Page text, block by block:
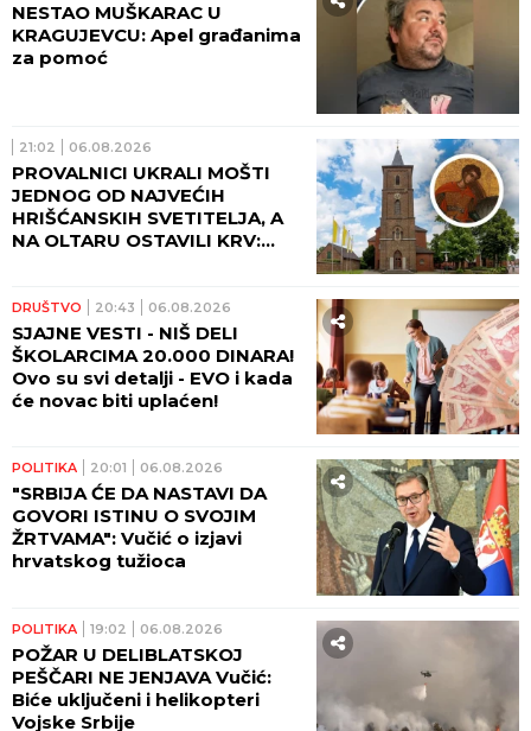
NESTAO MUŠKARAC U
KRAGUJEVCU: Apel građanima
za pomoć
21:02 06.08.2026
PROVALNICI UKRALI MOŠTI
JEDNOG OD NAJVEĆIH
HRIŠĆANSKIH SVETITELJA, A
NA OLTARU OSTAVILI KRV:
DRUŠTVO 20:43 06.08.2026
SJAJNE VESTI - NIŠ DELI
ŠKOLARCIMA 20.000 DINARA!
Ovo su svi detalji - EVO i kada
će novac biti uplaćen!
POLITIKA 20:01 06.08.2026
"SRBIJA ĆE DA NASTAVI DA
GOVORI ISTINU O SVOJIM
ŽRTVAMA": Vučić o izjavi
hrvatskog tužioca
POLITIKA 19:02 06.08.2026
POŽAR U DELIBLATSKOJ
PEŠČARI NE JENJAVA Vučić:
Biće uključeni i helikopteri
Vojske Srbije